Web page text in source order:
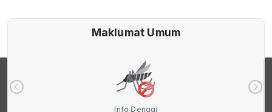
Maklumat Umum
Info Denggi